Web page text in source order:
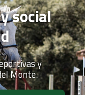
social
y
Monte.